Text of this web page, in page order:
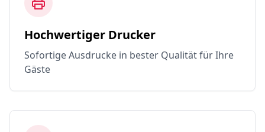
Hochwertiger Drucker
Sofortige Ausdrucke in bester Qualität für Ihre
Gäste